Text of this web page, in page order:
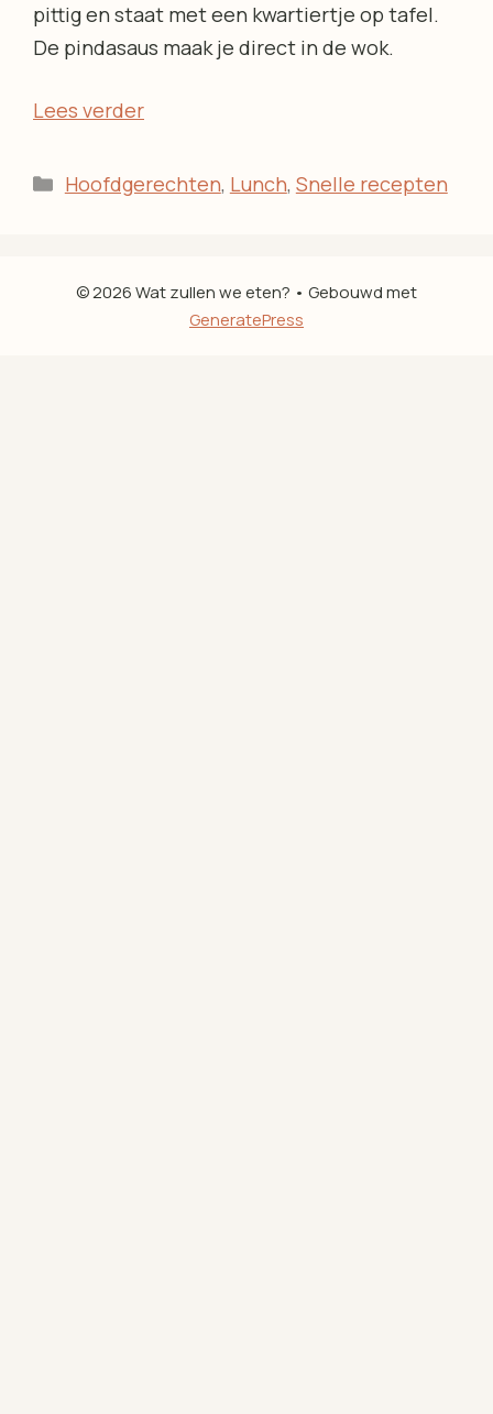
pittig en staat met een kwartiertje op tafel.
De pindasaus maak je direct in de wok.
Lees verder
Categorieën
Hoofdgerechten, Lunch, Snelle recepten
© 2026 Wat zullen we eten? • Gebouwd met
GeneratePress